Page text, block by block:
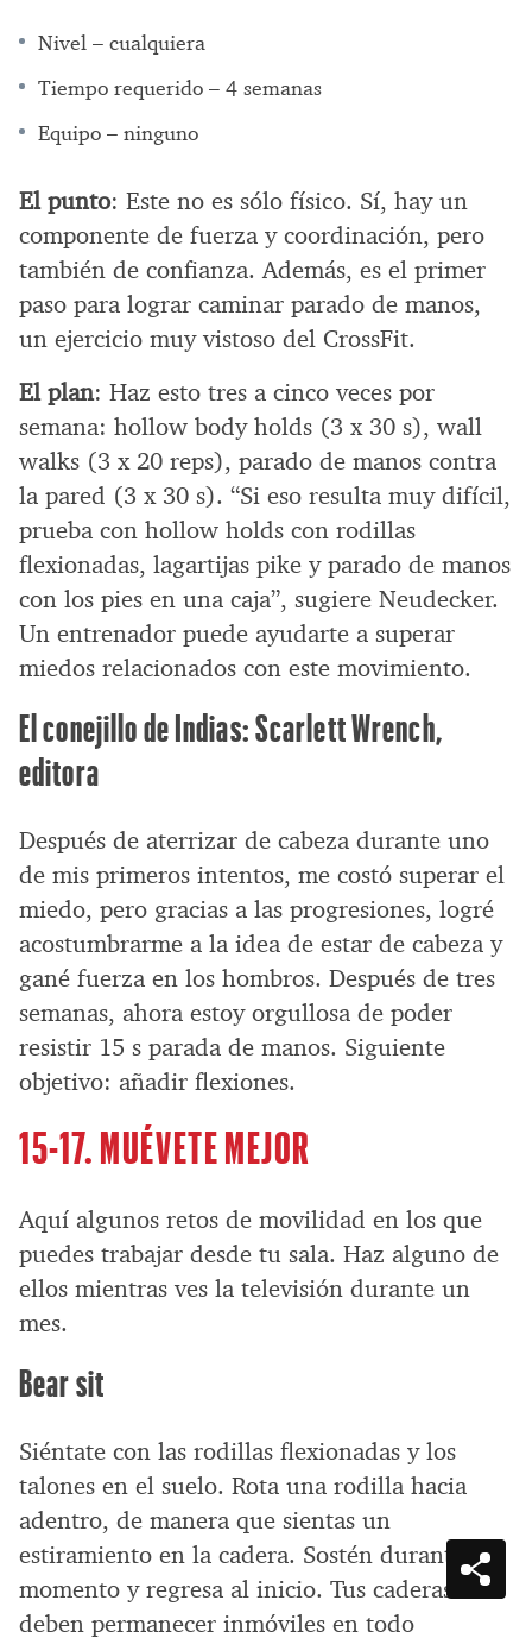
Nivel – cualquiera
Tiempo requerido – 4 semanas
Equipo – ninguno
El punto: Este no es sólo físico. Sí, hay un
componente de fuerza y coordinación, pero
también de confianza. Además, es el primer
paso para lograr caminar parado de manos,
un ejercicio muy vistoso del CrossFit.
El plan: Haz esto tres a cinco veces por
semana: hollow body holds (3 x 30 s), wall
walks (3 x 20 reps), parado de manos contra
la pared (3 x 30 s). “Si eso resulta muy difícil,
prueba con hollow holds con rodillas
flexionadas, lagartijas pike y parado de manos
con los pies en una caja”, sugiere Neudecker.
Un entrenador puede ayudarte a superar
miedos relacionados con este movimiento.
El conejillo de Indias: Scarlett Wrench,
editora
Después de aterrizar de cabeza durante uno
de mis primeros intentos, me costó superar el
miedo, pero gracias a las progresiones, logré
acostumbrarme a la idea de estar de cabeza y
gané fuerza en los hombros. Después de tres
semanas, ahora estoy orgullosa de poder
resistir 15 s parada de manos. Siguiente
objetivo: añadir flexiones.
15-17. MUÉVETE MEJOR
Aquí algunos retos de movilidad en los que
puedes trabajar desde tu sala. Haz alguno de
ellos mientras ves la televisión durante un
mes.
Bear sit
Siéntate con las rodillas flexionadas y los
talones en el suelo. Rota una rodilla hacia
adentro, de manera que sientas un
estiramiento en la cadera. Sostén durante un
momento y regresa al inicio. Tus caderas
deben permanecer inmóviles en todo